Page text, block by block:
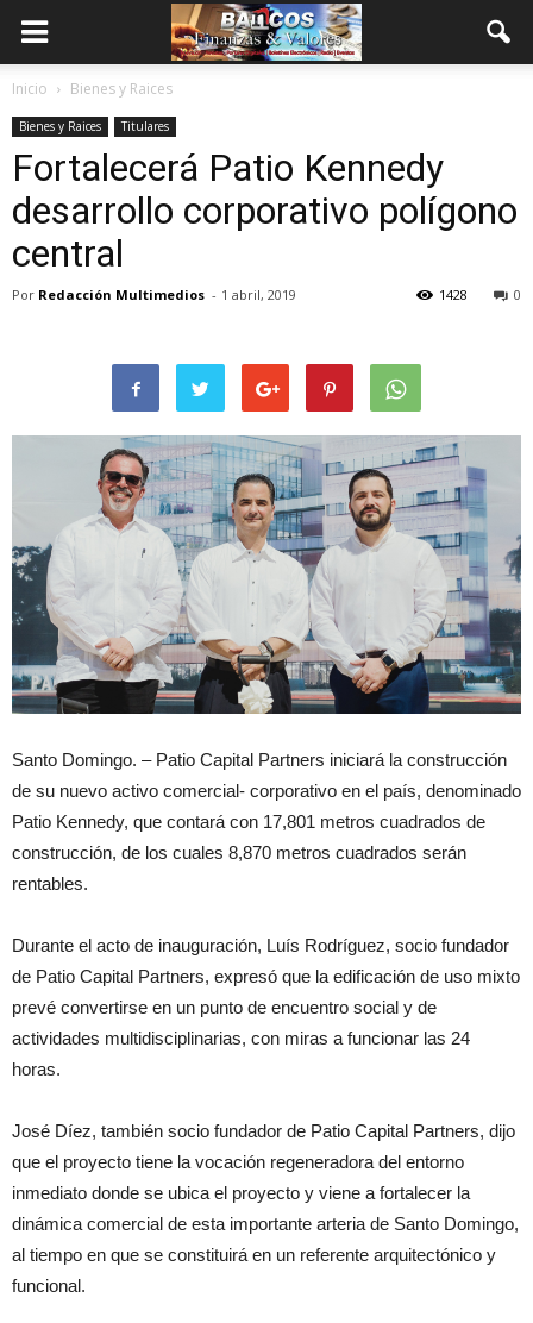
Inicio Bienes y Raices
Bienes y Raices Titulares
Fortalecerá Patio Kennedy
desarrollo corporativo polígono
central
Por Redacción Multimedios - 1 abril, 2019 0
1428
Santo Domingo. – Patio Capital Partners iniciará la construcción
de su nuevo activo comercial- corporativo en el país, denominado
Patio Kennedy, que contará con 17,801 metros cuadrados de
construcción, de los cuales 8,870 metros cuadrados serán
rentables.
Durante el acto de inauguración, Luís Rodríguez, socio fundador
de Patio Capital Partners, expresó que la edificación de uso mixto
prevé convertirse en un punto de encuentro social y de
actividades multidisciplinarias, con miras a funcionar las 24
horas.
José Díez, también socio fundador de Patio Capital Partners, dijo
que el proyecto tiene la vocación regeneradora del entorno
inmediato donde se ubica el proyecto y viene a fortalecer la
dinámica comercial de esta importante arteria de Santo Domingo,
al tiempo en que se constituirá en un referente arquitectónico y
funcional.